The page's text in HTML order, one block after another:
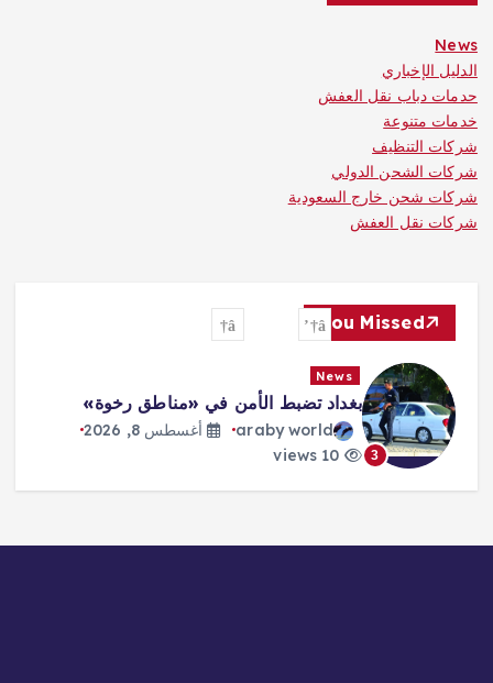
News
الدليل الإخباري
حدمات دباب نقل العفش
خدمات متنوعة
شركات التنظيف
شركات الشحن الدولي
شركات شحن خارج السعودية
شركات نقل العفش
You Missed
News
ترمب: الحرب ستنتهي و«هرمز» سيفتح
قريباً
araby world